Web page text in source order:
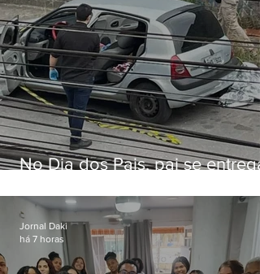
No Dia dos Pais, pai se entrega
5 anos em SP
Jornal Daki
há 7 horas